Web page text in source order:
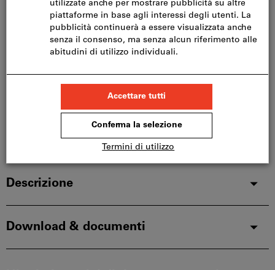
Consegna in 2-3 settimane
Le configurazioni standard in genere, hanno i tempi di
consegna più rapidi.
Dettagli prodotto
Descrizione
Download & documenti